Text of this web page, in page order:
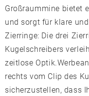
Großraummine bietet
und sorgt für klare
Zierringe: Die drei
Kugelschreibers
zeitlose
rechts vom Clip des
sicherzustellen, dass